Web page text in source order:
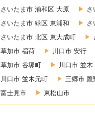
さいたま市 浦和区 大原
さ
さいたま市 緑区 東浦和
さ
さいたま市 北区 東大成町
草加市 稲荷
川口市 安行
草加市 谷塚町
川口市 並木
川口市 並木元町
三郷市 鷹
富士見市
東松山市